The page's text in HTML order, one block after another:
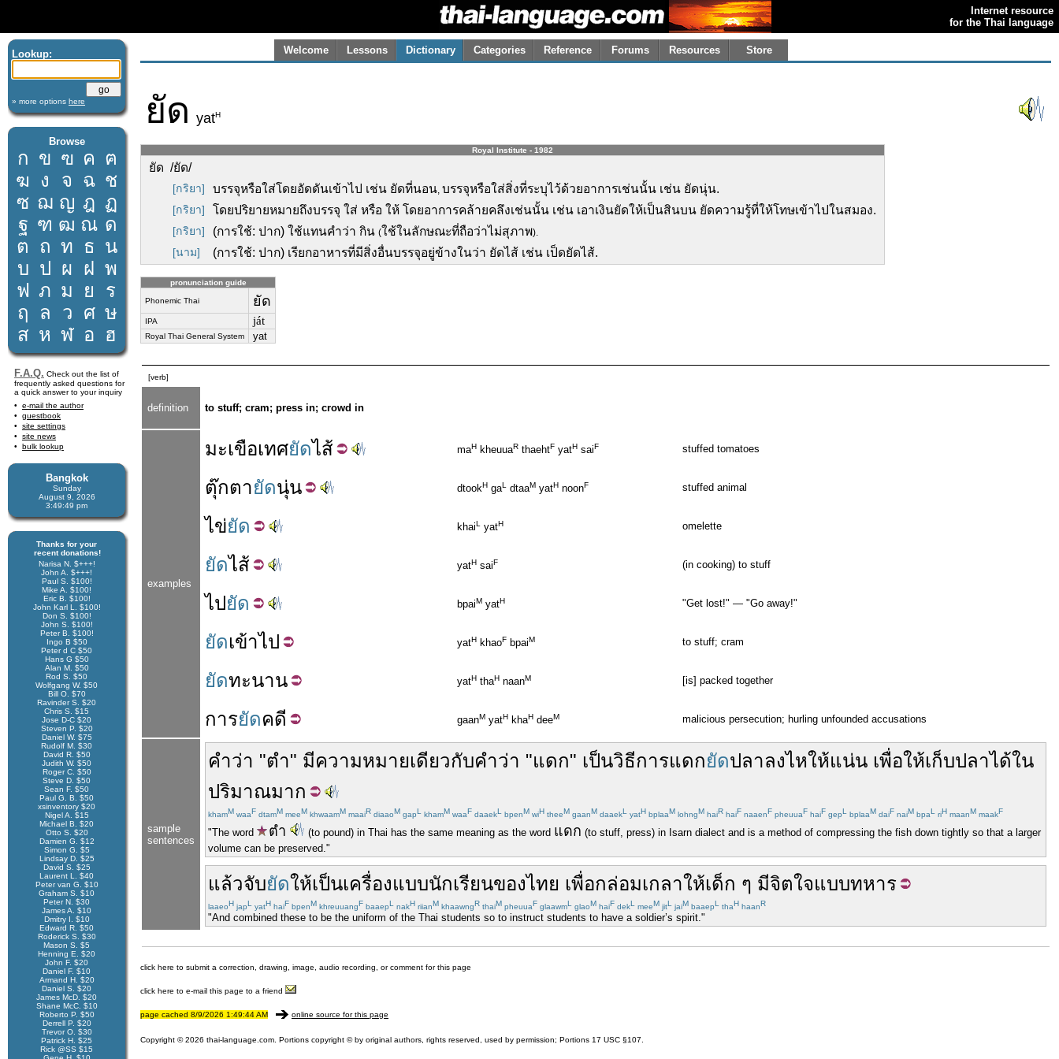
Internet resource
for the Thai language
Lookup:
» more options here
Browse
ก ข ฃ ค ฅ
ฆ ง จ ฉ ช
ซ ฌ ญ ฎ ฏ
ฐ ฑ ฒ ณ ด
ต ถ ท ธ น
บ ป ผ ฝ พ
ฟ ภ ม ย
ร
ฤ
ล ว ศ ษ
ส ห ฬ อ ฮ
F.A.Q. Check out the list of
frequently asked questions for
a quick answer to your inquiry
e-mail the author
guestbook
site settings
site news
bulk lookup
Bangkok
Sunday
August 9, 2026
3:49:49 pm
Thanks for your
recent donations!
Narisa N. $+++!
John A. $+++!
Paul S. $100!
Mike A. $100!
Eric B. $100!
John Karl L. $100!
Don S. $100!
John S. $100!
Peter B. $100!
Ingo B $50
Peter d C $50
Hans G $50
Alan M. $50
Rod S. $50
Wolfgang W. $50
Bill O. $70
Ravinder S. $20
Chris S. $15
Jose D-C $20
Steven P. $20
Daniel W. $75
Rudolf M. $30
David R. $50
Judith W. $50
Roger C. $50
Steve D. $50
Sean F. $50
Paul G. B. $50
xsinventory $20
Nigel A. $15
Michael B. $20
Otto S. $20
Damien G. $12
Simon G. $5
Lindsay D. $25
David S. $25
Laurent L. $40
Peter van G. $10
Graham S. $10
Peter N. $30
James A. $10
Dmitry I. $10
Edward R. $50
Roderick S. $30
Mason S. $5
Henning E. $20
John F. $20
Daniel F. $10
Armand H. $20
Daniel S. $20
James McD. $20
Shane McC. $10
Roberto P. $50
Derrell P. $20
Trevor O. $30
Patrick H. $25
Rick @SS $15
Welcome Lessons Dictionary Categories Reference Forums Resources Store
ยัด yatH
Royal Institute - 1982
ยัด /ยัด/
[กริยา] บรรจุหรือใส่โดยอัดดันเข้าไป เช่น ยัดที่นอน, บรรจุหรือใส่สิ่งที่ระบุไว้ด้วยอาการเช่นนั้น เช่น ยัดนุ่น.
[กริยา] โดยปริยายหมายถึงบรรจุ ใส่ หรือ ให้ โดยอาการคล้ายคลึงเช่นนั้น เช่น เอาเงินยัดให้เป็นสินบน ยัดความรู้ที่ให้โทษเข้าไปในสมอง.
[กริยา] (การใช้: ปาก) ใช้แทนคำว่า กิน (ใช้ในลักษณะที่ถือว่าไม่สุภาพ).
[นาม] (การใช้: ปาก) เรียกอาหารที่มีสิ่งอื่นบรรจุอยู่ข้างในว่า ยัดไส้ เช่น เป็ดยัดไส้.
pronunciation guide
Phonemic Thai ยัด
IPA ját
Royal Thai General System yat
[verb]
definition to stuff; cram; press in; crowd in
examples
มะเขือเทศยัดไส้ maH kheuuaR thaehtF yatH saiF stuffed tomatoes
ตุ๊กตายัดนุ่น dtookH gaL dtaaM yatH noonF stuffed animal
ไข่ยัด khaiL yatH omelette
ยัดไส้ yatH saiF (in cooking) to stuff
ไปยัด bpaiM yatH "Get lost!" — "Go away!"
ยัดเข้าไป yatH khaoF bpaiM to stuff; cram
ยัดทะนาน yatH thaH naanM [is] packed together
การยัดคดี gaanM yatH khaH deeM malicious persecution; hurling unfounded accusations
sample
sentences
คำว่า "ตำ" มีความหมายเดียวกับคำว่า "แดก" เป็นวิธีการแดกยัดปลาลงไหให้แน่น เพื่อให้เก็บปลาได้ใน
ปริมาณมาก
khamM waaF dtamM meeM khwaamM maaiR diaaoM gapL khamM waaF daaekL bpenM wiH theeM gaanM daaekL yatH bplaaM lohngM haiR haiF naaenF pheuuaF haiF gepL bplaaM daiF naiM bpaL riH maanM maakF
"The word ตำ (to pound) in Thai has the same meaning as the word แดก (to stuff, press) in Isarn dialect and is a method of compressing the fish down tightly so that a larger
volume can be preserved."
แล้วจับยัดให้เป็นเครื่องแบบนักเรียนของไทย เพื่อกล่อมเกลาให้เด็ก ๆ มีจิตใจแบบทหาร
laaeoH japL yatH haiF bpenM khreuuangF baaepL nakH riianM khaawngR thaiM pheuuaF glaawmL glaoM haiF dekL meeM jitL jaiM baaepL thaH haanR
"And combined these to be the uniform of the Thai students so to instruct students to have a soldier’s spirit."
click here to submit a correction, drawing, image, audio recording, or comment for this page
click here to e-mail this page to a friend
page cached 8/9/2026 1:49:44 AM online source for this page
Copyright © 2026 thai-language.com. Portions copyright © by original authors, rights reserved, used by permission; Portions 17 USC §107